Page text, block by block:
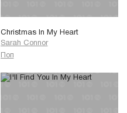
Christmas In My Heart
Sarah Connor
Поп